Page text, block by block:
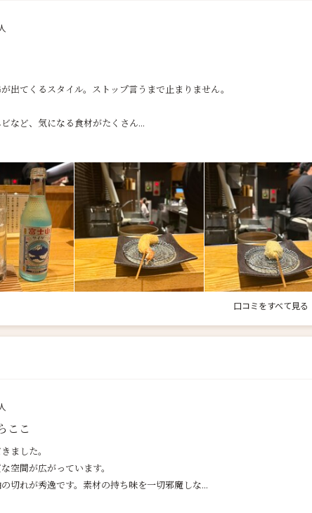
出てくるスタイル。ストップ言うまで止まりません。
など、気になる食材がたくさん...
口コミをすべて見る
ここ
ました。
空間が広がっています。
切れが秀逸です。素材の持ち味を一切邪魔しな...